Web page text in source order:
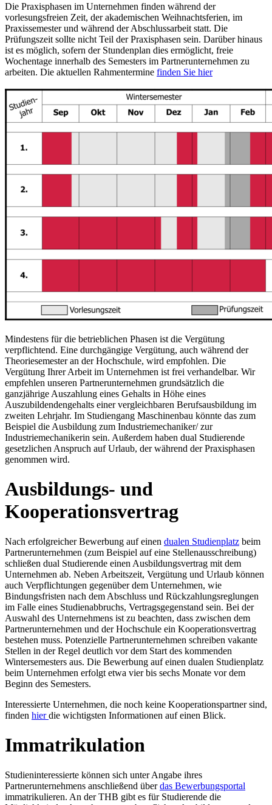
Die Praxisphasen im Unternehmen finden während der
vorlesungsfreien Zeit, der akademischen Weihnachtsferien, im
Praxissemester und während der Abschlussarbeit statt. Die
Prüfungszeit sollte nicht Teil der Praxisphasen sein. Darüber hinaus
ist es möglich, sofern der Stundenplan dies ermöglicht, freie
Wochentage innerhalb des Semesters im Partnerunternehmen zu
arbeiten. Die aktuellen Rahmentermine finden Sie hier
Mindestens für die betrieblichen Phasen ist die Vergütung
verpflichtend. Eine durchgängige Vergütung, auch während der
Theoriesemester an der Hochschule, wird empfohlen. Die
Vergütung Ihrer Arbeit im Unternehmen ist frei verhandelbar. Wir
empfehlen unseren Partnerunternehmen grundsätzlich die
ganzjährige Auszahlung eines Gehalts in Höhe eines
Auszubildendengehalts einer vergleichbaren Berufsausbildung im
zweiten Lehrjahr. Im Studiengang Maschinenbau könnte das zum
Beispiel die Ausbildung zum Industriemechaniker/ zur
Industriemechanikerin sein. Außerdem haben dual Studierende
gesetzlichen Anspruch auf Urlaub, der während der Praxisphasen
genommen wird.
Ausbildungs- und
Kooperationsvertrag
Nach erfolgreicher Bewerbung auf einen dualen Studienplatz beim
Partnerunternehmen (zum Beispiel auf eine Stellenausschreibung)
schließen dual Studierende einen Ausbildungsvertrag mit dem
Unternehmen ab. Neben Arbeitszeit, Vergütung und Urlaub können
auch Verpflichtungen gegenüber dem Unternehmen, wie
Bindungsfristen nach dem Abschluss und Rückzahlungsreglungen
im Falle eines Studienabbruchs, Vertragsgegenstand sein. Bei der
Auswahl des Unternehmens ist zu beachten, dass zwischen dem
Partnerunternehmen und der Hochschule ein Kooperationsvertrag
bestehen muss. Potenzielle Partnerunternehmen schreiben vakante
Stellen in der Regel deutlich vor dem Start des kommenden
Wintersemesters aus. Die Bewerbung auf einen dualen Studienplatz
beim Unternehmen erfolgt etwa vier bis sechs Monate vor dem
Beginn des Semesters.
Interessierte Unternehmen, die noch keine Kooperationspartner sind,
finden hierdie wichtigsten Informationen auf einen Blick.
Immatrikulation
Studieninteressierte können sich unter Angabe ihres
Partnerunternehmens anschließend überdas Bewerbungsportal
immatrikulieren. An der THB gibt es für Studierende die